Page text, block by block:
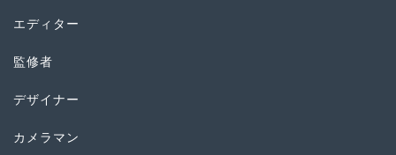
エディター
監修者
デザイナー
カメラマン